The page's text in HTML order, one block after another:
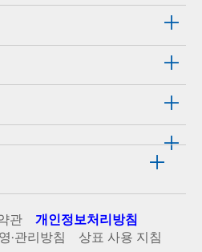
관
개인정보처리방침
·관리방침
상표 사용 지침